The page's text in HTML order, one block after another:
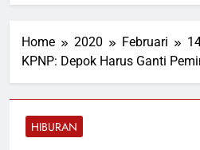
Home 2020 Februari
KPNP: Depok Harus Ganti
HIBURAN